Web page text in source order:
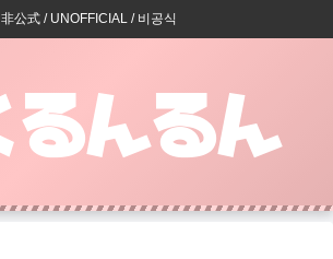
非公式 / UNOFFICIAL / 비공식